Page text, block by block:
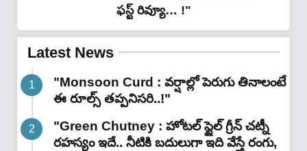
ఫస్ట్ రివ్యూ… !"
Latest News
"Monsoon Curd : వర్షాల్లో పెరుగు తినాలంటే
ఈ రూల్స్ తప్పనిసరి..!"
"Green Chutney : హోటల్ స్టైల్ గ్రీన్ చట్నీ
రహస్యం ఇదే.. నీటికి బదులుగా ఇది వేస్తే రంగు,